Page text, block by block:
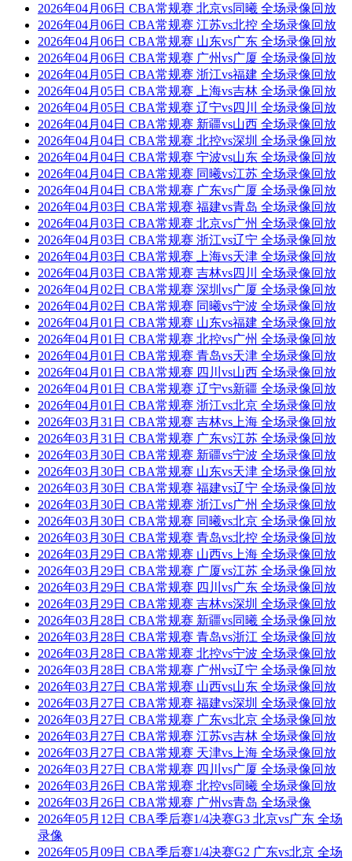
2026年04月06日 CBA常规赛 北京vs同曦 全场录像回放
2026年04月06日 CBA常规赛 江苏vs北控 全场录像回放
2026年04月06日 CBA常规赛 山东vs广东 全场录像回放
2026年04月06日 CBA常规赛 广州vs广厦 全场录像回放
2026年04月05日 CBA常规赛 浙江vs福建 全场录像回放
2026年04月05日 CBA常规赛 上海vs吉林 全场录像回放
2026年04月05日 CBA常规赛 辽宁vs四川 全场录像回放
2026年04月04日 CBA常规赛 新疆vs山西 全场录像回放
2026年04月04日 CBA常规赛 北控vs深圳 全场录像回放
2026年04月04日 CBA常规赛 宁波vs山东 全场录像回放
2026年04月04日 CBA常规赛 同曦vs江苏 全场录像回放
2026年04月04日 CBA常规赛 广东vs广厦 全场录像回放
2026年04月03日 CBA常规赛 福建vs青岛 全场录像回放
2026年04月03日 CBA常规赛 北京vs广州 全场录像回放
2026年04月03日 CBA常规赛 浙江vs辽宁 全场录像回放
2026年04月03日 CBA常规赛 上海vs天津 全场录像回放
2026年04月03日 CBA常规赛 吉林vs四川 全场录像回放
2026年04月02日 CBA常规赛 深圳vs广厦 全场录像回放
2026年04月02日 CBA常规赛 同曦vs宁波 全场录像回放
2026年04月01日 CBA常规赛 山东vs福建 全场录像回放
2026年04月01日 CBA常规赛 北控vs广州 全场录像回放
2026年04月01日 CBA常规赛 青岛vs天津 全场录像回放
2026年04月01日 CBA常规赛 四川vs山西 全场录像回放
2026年04月01日 CBA常规赛 辽宁vs新疆 全场录像回放
2026年04月01日 CBA常规赛 浙江vs北京 全场录像回放
2026年03月31日 CBA常规赛 吉林vs上海 全场录像回放
2026年03月31日 CBA常规赛 广东vs江苏 全场录像回放
2026年03月30日 CBA常规赛 新疆vs宁波 全场录像回放
2026年03月30日 CBA常规赛 山东vs天津 全场录像回放
2026年03月30日 CBA常规赛 福建vs辽宁 全场录像回放
2026年03月30日 CBA常规赛 浙江vs广州 全场录像回放
2026年03月30日 CBA常规赛 同曦vs北京 全场录像回放
2026年03月30日 CBA常规赛 青岛vs北控 全场录像回放
2026年03月29日 CBA常规赛 山西vs上海 全场录像回放
2026年03月29日 CBA常规赛 广厦vs江苏 全场录像回放
2026年03月29日 CBA常规赛 四川vs广东 全场录像回放
2026年03月29日 CBA常规赛 吉林vs深圳 全场录像回放
2026年03月28日 CBA常规赛 新疆vs同曦 全场录像回放
2026年03月28日 CBA常规赛 青岛vs浙江 全场录像回放
2026年03月28日 CBA常规赛 北控vs宁波 全场录像回放
2026年03月28日 CBA常规赛 广州vs辽宁 全场录像回放
2026年03月27日 CBA常规赛 山西vs山东 全场录像回放
2026年03月27日 CBA常规赛 福建vs深圳 全场录像回放
2026年03月27日 CBA常规赛 广东vs北京 全场录像回放
2026年03月27日 CBA常规赛 江苏vs吉林 全场录像回放
2026年03月27日 CBA常规赛 天津vs上海 全场录像回放
2026年03月27日 CBA常规赛 四川vs广厦 全场录像回放
2026年03月26日 CBA常规赛 北控vs同曦 全场录像回放
2026年03月26日 CBA常规赛 广州vs青岛 全场录像
2026年05月12日 CBA季后赛1/4决赛G3 北京vs广东 全场
录像
2026年05月09日 CBA季后赛1/4决赛G2 广东vs北京 全场